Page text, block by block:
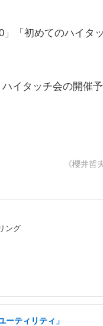
」「初めてのハイタ
イタッチ会の開催
《櫻井哲
ング
ーティリティ」